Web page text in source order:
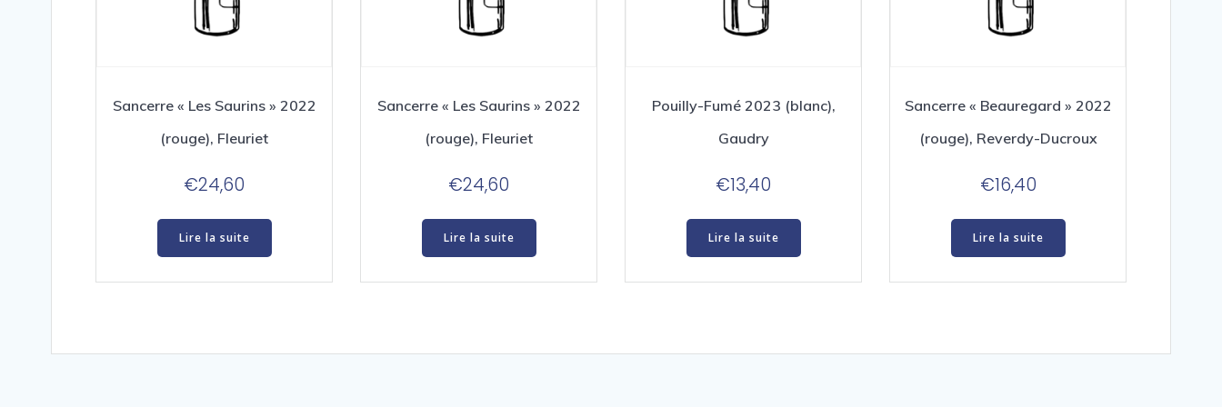
Sancerre « Les Saurins » 2022
(rouge), Fleuriet
€24,60
Lire la suite
Sancerre « Les Saurins » 2022
(rouge), Fleuriet
€24,60
Lire la suite
Pouilly-Fumé 2023 (blanc),
Gaudry
€13,40
Lire la suite
Sancerre « Beauregard » 2022
(rouge), Reverdy-Ducroux
€16,40
Lire la suite